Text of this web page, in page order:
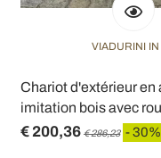
VIADURINI
Chariot d'extérieur
imitation bois avec
€ 200,36 € 286,23 - 30%